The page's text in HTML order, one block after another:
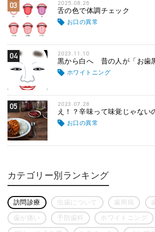
03 2025.08.26
舌の色で体調チェック
お口の異常
04 2023.11.10
黒から白へ 昔の人が「お歯
ホワイトニング
05 2023.07.28
え！？辛味って味覚じゃない
お口の異常
カテゴリー別ランキング
訪問診療 虫歯について 歯周病
歯が痛い 予防歯科 ホワイトニング